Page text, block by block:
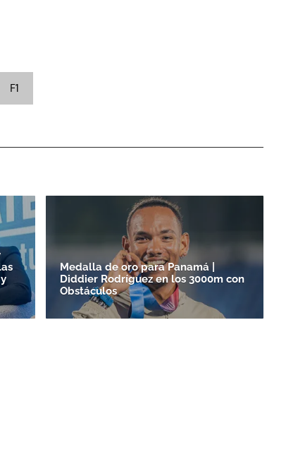
F1
Medalla de oro para Panamá |
Diddier Rodríguez en los 3000m con
Obstáculos